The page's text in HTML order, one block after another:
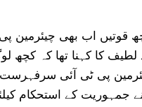
اب بھی چیئرمین پی
لطیف کا کہنا تھا کہ کچھ
پی ٹی آئی
جمہوریت کے استحکام